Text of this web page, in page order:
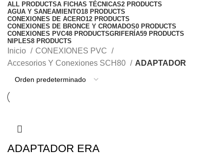
ALL PRODUCTSA FICHAS TÉCNICAS2 PRODUCTS
AGUA Y SANEAMIENTO18 PRODUCTS
CONEXIONES DE ACERO12 PRODUCTS
CONEXIONES DE BRONCE Y CROMADOS0 PRODUCTS
CONEXIONES PVC48 PRODUCTSGRIFERÍA59 PRODUCTS
NIPLES8 PRODUCTS
Inicio
CONEXIONES PVC
Accesorios Y Conexiones SCH80
ADAPTADOR
ADAPTADOR ERA